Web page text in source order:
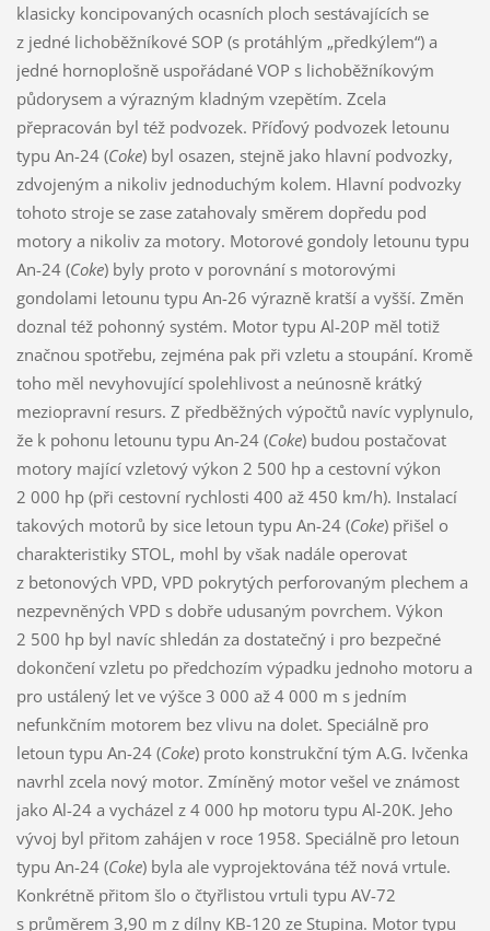
klasicky koncipovaných ocasních ploch sestávajících se
z jedné lichoběžníkové SOP (s protáhlým „předkýlem“) a
jedné hornoplošně uspořádané VOP s lichoběžníkovým
půdorysem a výrazným kladným vzepětím. Zcela
přepracován byl též podvozek. Příďový podvozek letounu
typu An-24 (Coke) byl osazen, stejně jako hlavní podvozky,
zdvojeným a nikoliv jednoduchým kolem. Hlavní podvozky
tohoto stroje se zase zatahovaly směrem dopředu pod
motory a nikoliv za motory. Motorové gondoly letounu typu
An-24 (Coke) byly proto v porovnání s motorovými
gondolami letounu typu An-26 výrazně kratší a vyšší. Změn
doznal též pohonný systém. Motor typu Al-20P měl totiž
značnou spotřebu, zejména pak při vzletu a stoupání. Kromě
toho měl nevyhovující spolehlivost a neúnosně krátký
meziopravní resurs. Z předběžných výpočtů navíc vyplynulo,
že k pohonu letounu typu An-24 (Coke) budou postačovat
motory mající vzletový výkon 2 500 hp a cestovní výkon
2 000 hp (při cestovní rychlosti 400 až 450 km/h). Instalací
takových motorů by sice letoun typu An-24 (Coke) přišel o
charakteristiky STOL, mohl by však nadále operovat
z betonových VPD, VPD pokrytých perforovaným plechem a
nezpevněných VPD s dobře udusaným povrchem. Výkon
2 500 hp byl navíc shledán za dostatečný i pro bezpečné
dokončení vzletu po předchozím výpadku jednoho motoru a
pro ustálený let ve výšce 3 000 až 4 000 m s jedním
nefunkčním motorem bez vlivu na dolet. Speciálně pro
letoun typu An-24 (Coke) proto konstrukční tým A.G. Ivčenka
navrhl zcela nový motor. Zmíněný motor vešel ve známost
jako Al-24 a vycházel z 4 000 hp motoru typu Al-20K. Jeho
vývoj byl přitom zahájen v roce 1958. Speciálně pro letoun
typu An-24 (Coke) byla ale vyprojektována též nová vrtule.
Konkrétně přitom šlo o čtyřlistou vrtuli typu AV-72
s průměrem 3,90 m z dílny KB-120 ze Stupina. Motor typu